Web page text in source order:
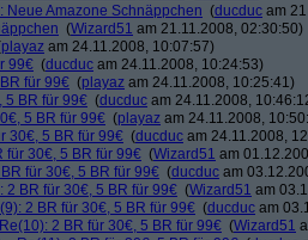
Neue Amazone Schnäppchen (ducduc am
(Wizard51 am 21.11.2008, 02:30:50)
playaz am 24.11.2008, 10:07:57)
99€ (ducduc am 24.11.2008, 10:24:53)
für 99€ (playaz am 24.11.2008, 10:25:41)
5 BR für 99€ (ducduc am 24.11.2008,
5 BR für 99€ (playaz am 24.11.2008,
30€, 5 BR für 99€ (ducduc am 24.11.2008,
für 30€, 5 BR für 99€ (Wizard51 am
für 30€, 5 BR für 99€ (ducduc am
2 BR für 30€, 5 BR für 99€ (Wizard51 am
2 BR für 30€, 5 BR für 99€ (ducduc am
Re(10): 2 BR für 30€, 5 BR für 99€ (Wizard51